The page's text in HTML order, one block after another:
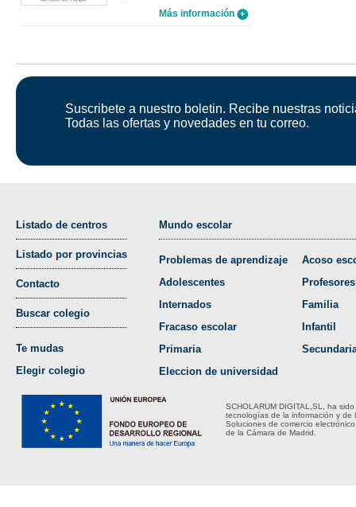
Más información
Suscribete a nuestro boletin. Recibe nuestras
Todas las ofertas y novedades en tu correo.
Listado de centros
Listado por provincias
Contacto
Buscar colegio
Te mudas
Elegir colegio
Mundo escolar
Problemas de aprendizaje
Adolescentes
Internados
Fracaso escolar
Primaria
Eleccion de universidad
Acoso
Profesores
Familia
Infantil
SCHOLARUM DIGITAL,SL, ha
tecnologías de la información y de
Soluciones de comercio
de la Cámara de Madrid.